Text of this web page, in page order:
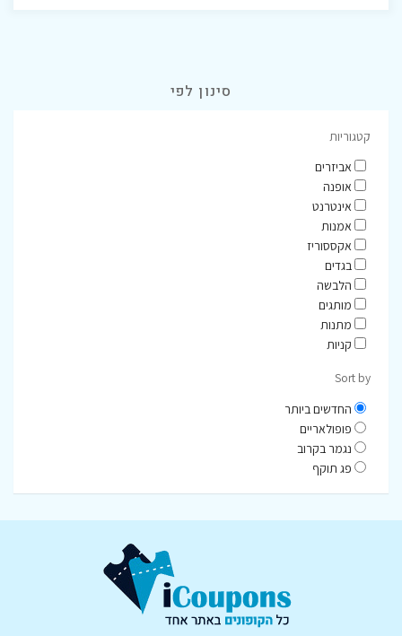
סינון לפי
קטגוריות
אביזרים
אופנה
אינטרנט
אמנות
אקססוריז
בגדים
הלבשה
מותגים
מתנות
קניות
Sort by
החדשים ביותר
פופולאריים
נגמר בקרוב
פג תוקף